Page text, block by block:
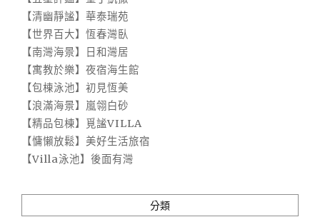
【清幽靜謐】華泰瑞苑
【世界百大】恆春灣臥
【南灣海景】日和灣居
【寓教於樂】夜宿海生館
【包棟泳池】初見恆美
【浪滿海景】嵐翎白砂
【精品包棟】覓謐VILLA
【慵懶放鬆】美好生活旅宿
【Villa泳池】後面有灣
分類